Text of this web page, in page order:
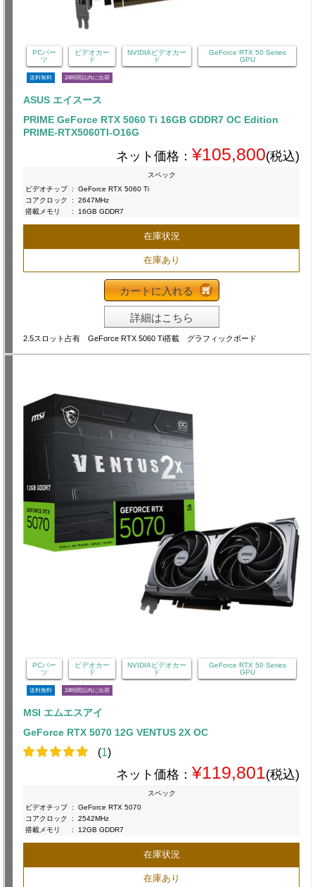
PCパー
ツ
ビデオカー
ド
NVIDIAビデオカー
ド
GeForce RTX 50 Series
GPU
送料無料 24時間以内に出荷
ASUS エイスース
PRIME GeForce RTX 5060 Ti 16GB GDDR7 OC Edition
PRIME-RTX5060TI-O16G
ネット価格： ¥105,800(税込)
スペック
ビデオチップ :
GeForce RTX 5060 Ti
コアクロック
:
2647MHz
搭載メモリ
: 16GB GDDR7
在庫状況
在庫あり
カートに入れる
詳細はこちら
2.5スロット占有 GeForce RTX 5060 Ti搭載 グラフィックボード
PCパー
ツ
ビデオカー
ド
NVIDIAビデオカー
ド
GeForce RTX 50 Series
GPU
送料無料 24時間以内に出荷
MSI エムエスアイ
GeForce RTX 5070 12G VENTUS 2X OC
(1)
ネット価格： ¥119,801(税込)
スペック
ビデオチップ :
GeForce RTX 5070
コアクロック
:
2542MHz
搭載メモリ
: 12GB GDDR7
在庫状況
在庫あり